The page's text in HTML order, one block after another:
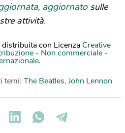
aggiornato sulle
attività.
distribuita con Licenza Creative
- Non commerciale -
.
temi: The Beatles, John Lennon